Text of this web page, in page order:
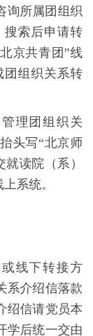
询所属团组织
搜索后申请转
京共青团”线
团组织关系转
理团组织关
头写“北京师
读院（系）
系统。
线下转接方
系介绍信落款
绍信请党员本
学后统一交由